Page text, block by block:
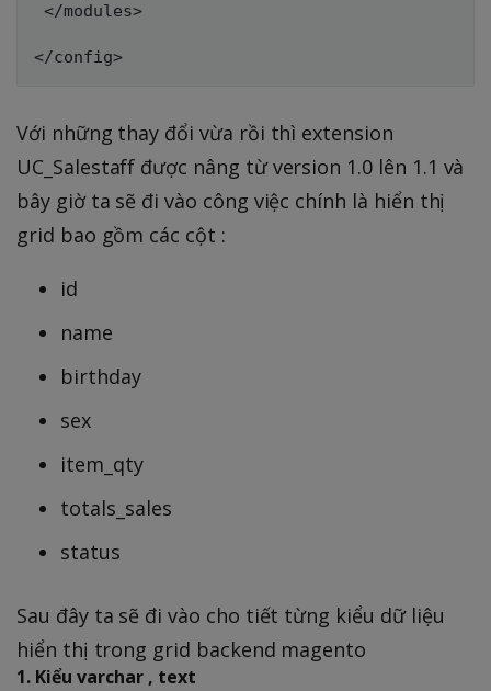
</modules>
Với những thay đổi vừa rồi thì extension
UC_Salestaff được nâng từ version 1.0 lên 1.1 và
bây giờ ta sẽ đi vào công việc chính là hiển thị
grid bao gồm các cột :
id
name
birthday
sex
item_qty
totals_sales
status
Sau đây ta sẽ đi vào cho tiết từng kiểu dữ liệu
hiển thị trong grid backend magento
1. Kiểu varchar , text